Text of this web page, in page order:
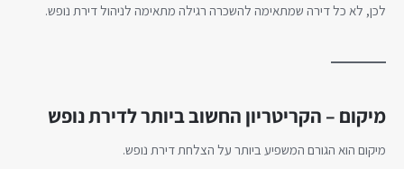
לכן, לא כל דירה שמתאימה להשכרה רגילה מתאימה לניהול דירת נופש.
מיקום – הקריטריון החשוב ביותר לדירת נופש
מיקום הוא הגורם המשפיע ביותר על הצלחת דירת נופש.